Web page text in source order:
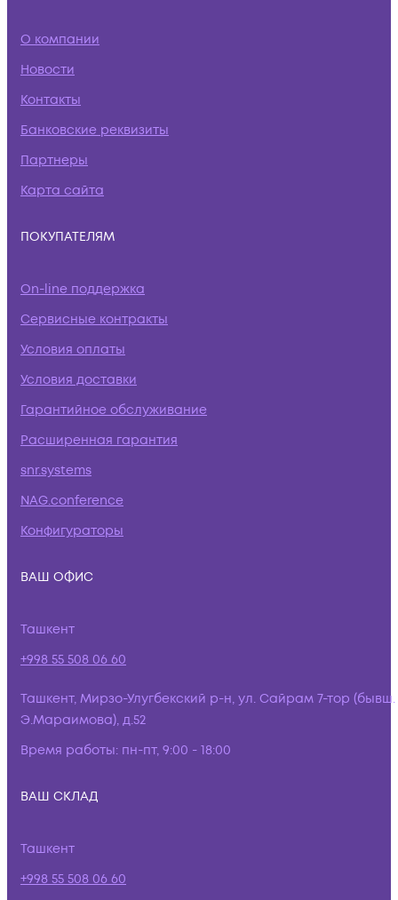
О компании
Новости
Контакты
Банковские реквизиты
Партнеры
Карта сайта
ПОКУПАТЕЛЯМ
On-line поддержка
Сервисные контракты
Условия оплаты
Условия доставки
Гарантийное обслуживание
Расширенная гарантия
snr.systems
NAG.conference
Конфигураторы
ВАШ ОФИС
Ташкент
+998 55 508 06 60
Ташкент, Мирзо-Улугбекский р-н, ул. Сайрам 7-тор (бывш.
Э.Мараимова), д.52
Время работы: пн-пт, 9:00 - 18:00
ВАШ СКЛАД
Ташкент
+998 55 508 06 60